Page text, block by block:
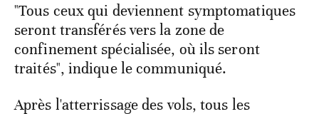
"Tous ceux qui deviennent symptomatiques
seront transférés vers la zone de
confinement spécialisée, où ils seront
traités", indique le communiqué.
Après l'atterrissage des vols, tous les